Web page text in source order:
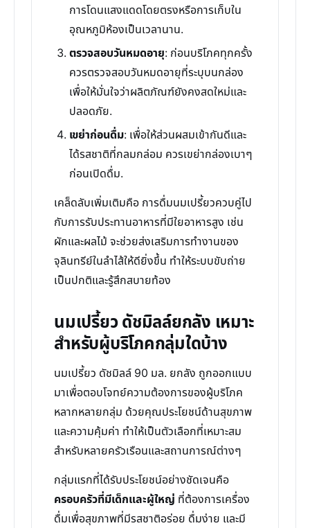
การโดนแสงแดดโดยตรงหรือการเก็บใน
อุณหภูมิห้องเป็นเวลานาน.
ตรวจสอบวันหมดอายุ: ก่อนบริโภคทุกครั้ง
ควรตรวจสอบวันหมดอายุที่ระบุบนกล่อง
เพื่อให้มั่นใจว่าผลิตภัณฑ์ยังคงสดใหม่และ
ปลอดภัย.
เขย่าก่อนดื่ม: เพื่อให้ส่วนผสมเข้ากันดีและ
ได้รสชาติที่กลมกล่อม ควรเขย่ากล่องเบาๆ
ก่อนเปิดดื่ม.
เคล็ดลับเพิ่มเติมคือ การดื่มนมเปรี้ยวควบคู่ไป
กับการรับประทานอาหารที่มีใยอาหารสูง เช่น
ผักและผลไม้ จะช่วยส่งเสริมการทำงานของ
จุลินทรีย์ในลำไส้ให้ดียิ่งขึ้น ทำให้ระบบขับถ่าย
เป็นปกติและรู้สึกสบายท้อง
นมเปรี้ยว ดัชมิลล์ยกลัง เหมาะ
สำหรับผู้บริโภคกลุ่มใดบ้าง
นมเปรี้ยว ดัชมิลล์ 90 มล. ยกลัง ถูกออกแบบ
มาเพื่อตอบโจทย์ความต้องการของผู้บริโภค
หลากหลายกลุ่ม ด้วยคุณประโยชน์ด้านสุขภาพ
และความคุ้มค่า ทำให้เป็นตัวเลือกที่เหมาะสม
สำหรับหลายครัวเรือนและสถานการณ์ต่างๆ
กลุ่มแรกที่ได้รับประโยชน์อย่างชัดเจนคือ
ครอบครัวที่มีเด็กและผู้ใหญ่ ที่ต้องการเครื่อง
ดื่มเพื่อสุขภาพที่มีรสชาติอร่อย ดื่มง่าย และมี